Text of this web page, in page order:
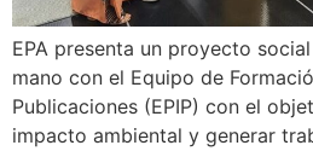
EPA presenta un proyecto
mano con el Equipo de
Publicaciones (EPIP) con el
impacto ambiental y generar